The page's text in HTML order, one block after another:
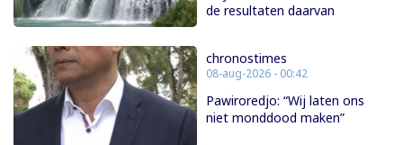
de resultaten daarvan
chronostimes
08-aug-2026 - 00:42
Pawiroredjo: “Wij laten ons
niet monddood maken”